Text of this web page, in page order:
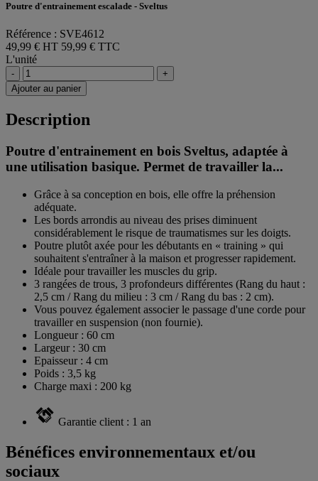
Poutre d'entrainement escalade - Sveltus
Référence : SVE4612
49,99 € HT 59,99 € TTC
L'unité
-
+
Ajouter au panier
Description
Poutre d'entrainement en bois Sveltus, adaptée à
une utilisation basique. Permet de travailler la...
Grâce à sa conception en bois, elle offre la préhension
adéquate.
Les bords arrondis au niveau des prises diminuent
considérablement le risque de traumatismes sur les doigts.
Poutre plutôt axée pour les débutants en « training » qui
souhaitent s'entraîner à la maison et progresser rapidement.
Idéale pour travailler les muscles du grip.
3 rangées de trous, 3 profondeurs différentes (Rang du haut :
2,5 cm / Rang du milieu : 3 cm / Rang du bas : 2 cm).
Vous pouvez également associer le passage d'une corde pour
travailler en suspension (non fournie).
Longueur : 60 cm
Largeur : 30 cm
Epaisseur : 4 cm
Poids : 3,5 kg
Charge maxi : 200 kg
Garantie client : 1 an
Bénéfices environnementaux et/ou
sociaux